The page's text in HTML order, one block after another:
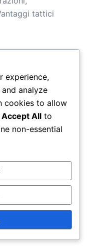
tattici
Pallavolo
experience,
analyze
cookies to allow
Accept All to
non-essential